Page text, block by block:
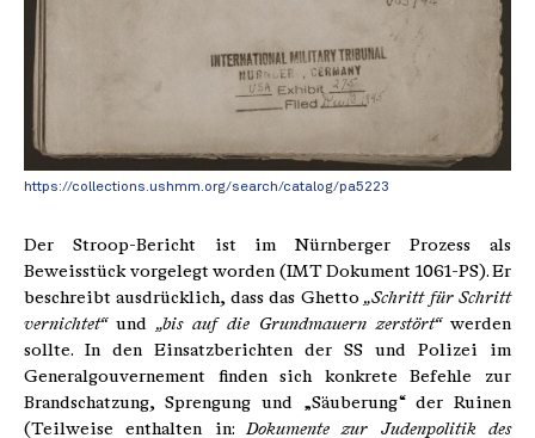
https://collections.ushmm.org/search/catalog/pa5223
Der Stroop-Bericht ist im Nürnberger Prozess als
Beweisstück vorgelegt worden (IMT Dokument 1061-PS). Er
beschreibt ausdrücklich, dass das Ghetto„Schritt für Schritt
vernichtet“und „bis auf die Grundmauern zerstört“werden
sollte. In den Einsatzberichten der SS und Polizei im
Generalgouvernement finden sich konkrete Befehle zur
Brandschatzung, Sprengung und „Säuberung“ der Ruinen
(Teilweise enthalten in: Dokumente zur Judenpolitik des